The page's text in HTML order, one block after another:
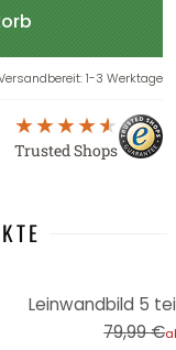
: 1-3 Werktage
Trusted Shops
Leinwandbild 5
79,99 €